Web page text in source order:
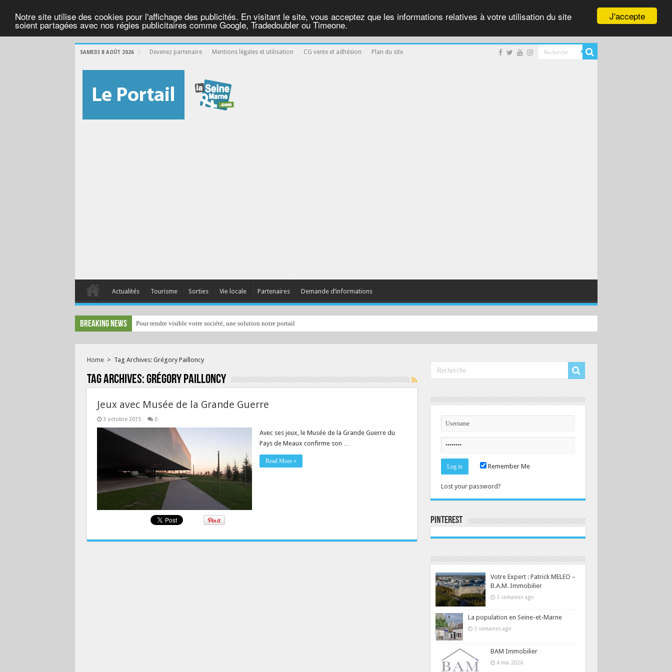
J'accepte
Notre site utilise des cookies pour l'affichage des publicités. En visitant le site, vous acceptez que les informations relatives à votre utilisation du site
soient partagées avec nos régies publicitaires comme Google, Tradedoubler ou Timeone.
SAMEDI 8 AOÛT 2026 Devenez partenaire Mentions légales et utilisation CG vente et adhésion Plan du site
Actualités Tourisme Sorties Vie locale Partenaires Demande d’informations
Breaking News Pour rendre visible votre société, une solution notre portail
Home > Tag Archives: Grégory Pailloncy
Tag Archives:Grégory Pailloncy
Jeux avec Musée de la Grande Guerre
3 octobre 2015 0
Avec ses jeux, le Musée de la Grande Guerre du
Pays de Meaux confirme son …
Read More »
Remember Me
Lost your password?
Pinterest
Votre Expert : Patrick MELEO –
B.A.M. Immobilier
3 semaines ago
La population en Seine-et-Marne
3 semaines ago
BAM Immobilier
4 mai 2026